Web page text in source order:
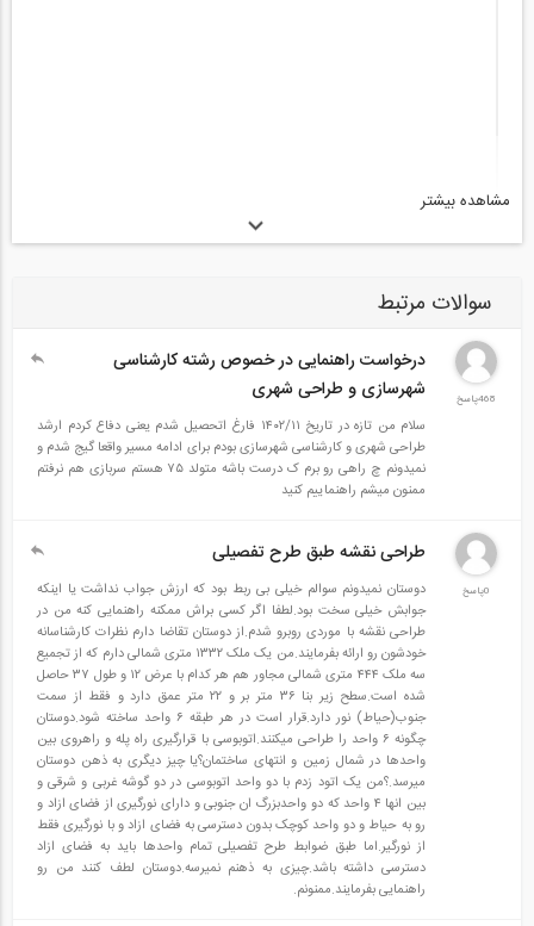
سر فصل مباحث
اجرای عملیات خاکبرداری
اجرای عملیات حفر چاه
اجرای عملیات فونداسیون
اجرای اسکلت بتنی
اجرای اسکلت فلزی جوشی در محل
-----------------------------------------------------------
مطالب مرتبط
دانلود فیلم ورکشاپ معرفی دوره اصول ساخت ساختمان های متداول
مشاهده بیشتر
سوالات مرتبط
468پاسخ
درخواست راهنمایی در خصوص رشته کارشناسی
شهرسازی و طراحی شهری
سلام من تازه در تاریخ ۱۴۰۲/۱۱ فارغ اتحصیل شدم یعنی دفاع کردم ارشد
طراحی شهری و کارشناسی شهرسازی بودم برای ادامه مسیر واقعا گیج شدم و
نمیدونم چ راهی رو برم ک درست باشه متولد ۷۵ هستم سربازی هم نرفتم
ممنون میشم راهنماییم کنید
0پاسخ
طراحی نقشه طبق طرح تفصیلی
دوستان نمیدونم سوالم خیلی بی ربط بود که ارزش جواب نداشت یا اینکه
جوابش خیلی سخت بود.لطفا اگر کسی براش ممکنه راهنمایی کنه من در
طراحی نقشه با موردی روبرو شدم.از دوستان تقاضا دارم نظرات کارشناسانه
خودشون رو ارائه بفرمایند.من یک ملک ۱۳۳۲ متری شمالی دارم که از تجمیع
سه ملک ۴۴۴ متری شمالی مجاور هم هر کدام با عرض ۱۲ و طول ۳۷ حاصل
شده است.سطح زیر بنا ۳۶ متر بر و ۲۲ متر عمق دارد و فقط از سمت
جنوب(حیاط) نور دارد.قرار است در هر طبقه ۶ واحد ساخته شود.دوستان
چگونه ۶ واحد را طراحی میکنند.اتوبوسی با قرارگیری راه پله و راهروی بین
واحدها در شمال زمین و انتهای ساختمان؟یا چیز دیگری به ذهن دوستان
میرسد.؟من یک اتود زدم با دو واحد اتوبوسی در دو گوشه غربی و شرقی و
بین انها ۴ واحد که دو واحدبزرگ ان جنوبی و دارای نورگیری از فضای ازاد و
رو به حیاط و دو واحد کوچک بدون دسترسی به فضای ازاد و با نورگیری فقط
از نورگیر.اما طبق ضوابط طرح تفصیلی تمام واحدها باید به فضای ازاد
دسترسی داشته باشد.چیزی به ذهنم نمیرسه.دوستان لطف کنند من رو
راهنمایی بفرمایند.ممنونم.